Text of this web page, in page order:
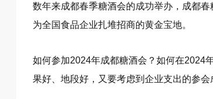
数年来成都春季糖酒会的成功举办，成都
为全国食品企业扎堆招商的黄金宝地。
如何参加2024年成都糖酒会？如何在2024
果好、地段好，又要考虑到企业支出的参会